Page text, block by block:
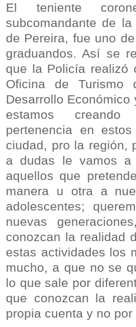
El teniente
subcomandante de
de Pereira, fue uno
graduandos. Así se
que la Policía realizó
Oficina de Turismo
Desarrollo Económico
estamos
pertenencia en
ciudad, pro la región,
a dudas le vamos
aquellos que
manera u otra a
adolescentes;
nuevas
conozcan la realidad
estas actividades los
mucho, a que no se
lo que sale por
que conozcan la
propia cuenta y no por